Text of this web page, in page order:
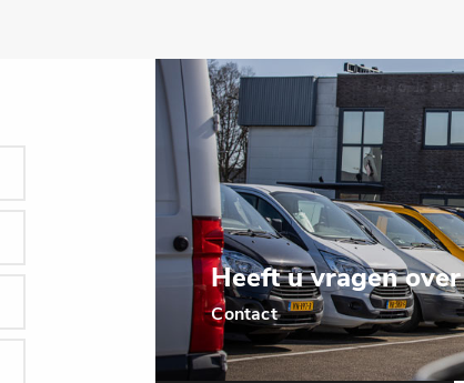
Heeft u vragen
Contact